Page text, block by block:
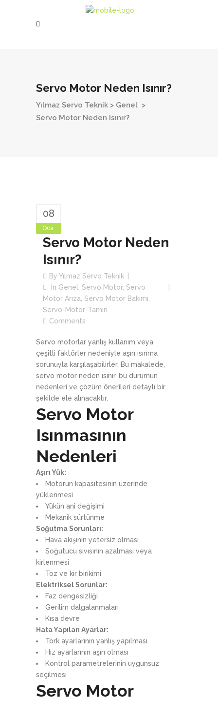
Servo Motor Neden Isınır?
Yılmaz Servo Teknik > Genel >
Servo Motor Neden Isınır?
08
Oca
Servo Motor Neden
Isınır?
By Yılmaz Servo Teknik
In Genel Servo Motor, Servo
Motor Arıza Servo Motor Bakımı
Servo-Motor-Tamiri
Comments
Servo motorlar yanlış kullanım veya
çeşitli faktörler nedeniyle aşırı ısınma
sorunuyla karşılaşabilirler. Bu makalede,
servo motor neden ısınır, bu durumun
nedenleri ve çözüm önerileri detaylı bir
şekilde ele alınacaktır.
Servo Motor
Isınmasının
Nedenleri
Aşırı Yük:
Motorun kapasitesinin üzerinde
yüklenmesi
Yükün ani değişimi
Mekanik sürtünme
Soğutma Sorunları:
Hava akışının yetersiz olması
Soğutucu sıvısının azalması veya
kirlenmesi
Toz ve kir birikimi
Elektriksel Sorunlar:
Faz dengesizliği
Gerilim dalgalanmaları
Kısa devre
Hata Yapılan Ayarlar:
Tork ayarlarının yanlış yapılması
Hız ayarlarının aşırı olması
Kontrol parametrelerinin uygunsuz
seçilmesi
Servo Motor